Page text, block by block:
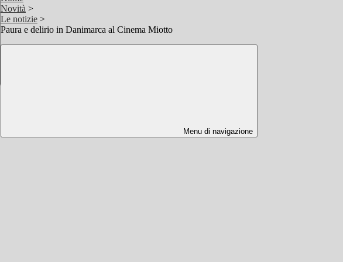
Novità >
Le notizie >
Paura e delirio in Danimarca al Cinema Miotto
Menu di navigazione